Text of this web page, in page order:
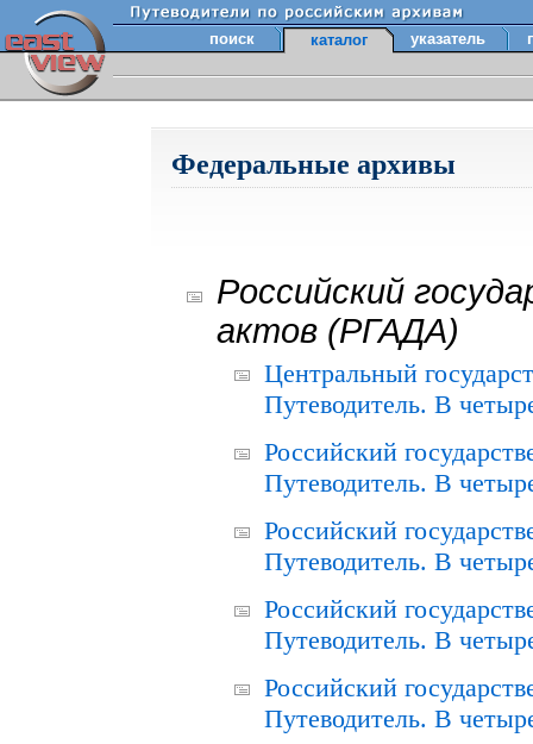
поиск каталог указатель
Федеральные архивы
Российский
актов (РГАДА)
Центральный
Путеводитель. В
Российский
Путеводитель. В
Российский
Путеводитель. В
Российский
Путеводитель. В
Российский
Путеводитель. В